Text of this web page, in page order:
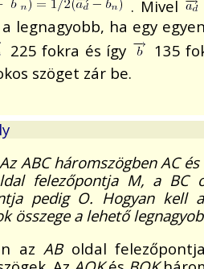
. Mivel
legnagyobb, ha egy
225 fokra és így
135
szöget zár be.
Az ABC háromszögben AC
felezőpontja M, a BC
pedig O. Hogyan kell
összege a lehető
azABoldal